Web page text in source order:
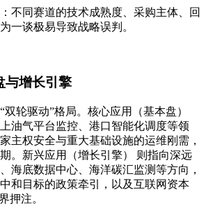
不同赛道的技术成熟度、采购主体、回
一谈极易导致战略误判。
与增长引擎
轮驱动”格局。 核心应用（基本盘）
油气平台监控、港口智能化调度等领
主权安全与重大基础设施的运维刚需，
。 新兴应用（增长引擎）
则指向深远
海底数据中心、海洋碳汇监测等方向，
和目标的政策牵引，以及互联网资本
押注。